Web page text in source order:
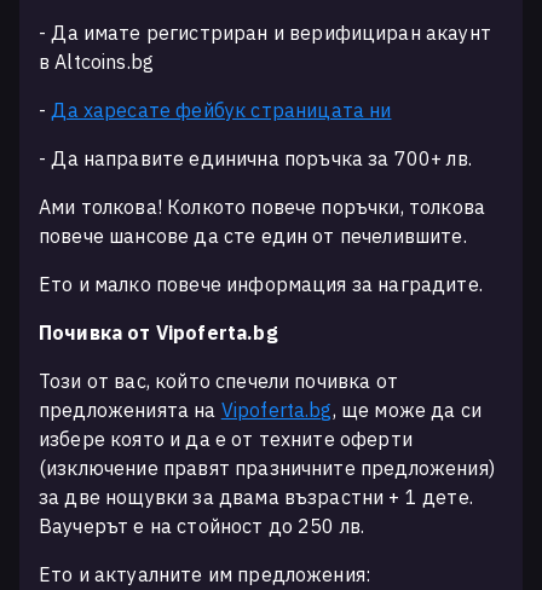
- Да имате регистриран и верифициран акаунт
в Altcoins.bg
- Да харесате фейбук страницата ни
- Да направите единична поръчка за 700+ лв.
Ами толкова! Колкото повече поръчки, толкова
повече шансове да сте един от печелившите.
Ето и малко повече информация за наградите.
Почивка от Vipoferta.bg
Този от вас, който спечели почивка от
предложенията на Vipoferta.bg, ще може да си
избере която и да е от техните оферти
(изключение правят празничните предложения)
за две нощувки за двама възрастни + 1 дете.
Ваучерът е на стойност до 250 лв.
Ето и актуалните им предложения: